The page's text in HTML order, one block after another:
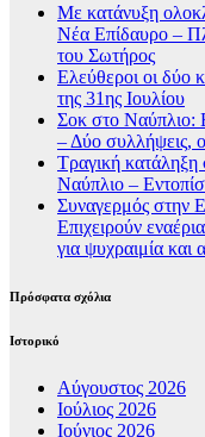
Με κατάνυξη
Νέα Επίδαυρο –
του Σωτήρος
Ελεύθεροι οι δύο
της 31ης Ιουλίου
Σοκ στο Ναύπλιο:
– Δύο συλλήψεις,
Τραγική κατάληξη
Ναύπλιο –
Συναγερμός στην
Επιχειρούν
για ψυχραιμία
Πρόσφατα σχόλια
Ιστορικό
Αύγουστος 2026
Ιούλιος 2026
Ιούνιος 2026